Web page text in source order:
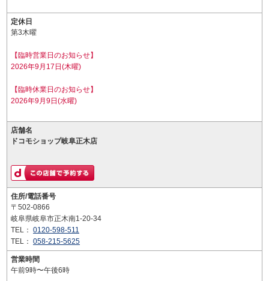
定休日
第3木曜
【臨時営業日のお知らせ】
2026年9月17日(木曜)
【臨時休業日のお知らせ】
2026年9月9日(水曜)
店舗名
ドコモショップ岐阜正木店
住所/電話番号
〒502-0866
岐阜県岐阜市正木南1-20-34
TEL： 0120-598-511
TEL： 058-215-5625
営業時間
午前9時〜午後6時